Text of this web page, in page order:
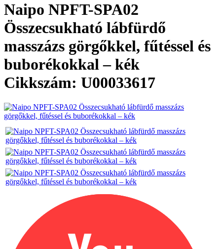
Naipo NPFT-SPA02
Összecsukható lábfürdő
masszázs görgőkkel, fűtéssel és
buborékokkal – kék
Cikkszám: U00033617